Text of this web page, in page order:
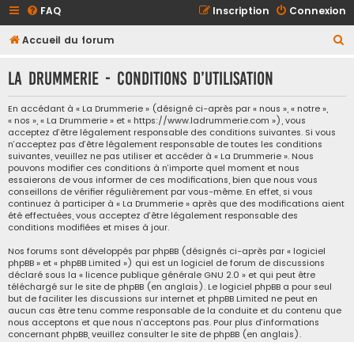
FAQ Connexion
Inscription
Accueil du forum
h
La Drummerie - Conditions d’utilisation
En accédant à « La Drummerie » (désigné ci-après par « nous », « notre »,
« nos », « La Drummerie » et « https://www.ladrummerie.com »), vous
acceptez d’être légalement responsable des conditions suivantes. Si vous
n’acceptez pas d’être légalement responsable de toutes les conditions
suivantes, veuillez ne pas utiliser et accéder à « La Drummerie ». Nous
pouvons modifier ces conditions à n’importe quel moment et nous
essaierons de vous informer de ces modifications, bien que nous vous
conseillons de vérifier régulièrement par vous-même. En effet, si vous
continuez à participer à « La Drummerie » après que des modifications aient
été effectuées, vous acceptez d’être légalement responsable des
conditions modifiées et mises à jour.
Nos forums sont développés par phpBB (désignés ci-après par « logiciel
phpBB » et « phpBB Limited ») qui est un logiciel de forum de discussions
déclaré sous la « licence publique générale GNU 2.0 » et qui peut être
téléchargé sur le site de phpBB (en anglais). Le logiciel phpBB a pour seul
but de faciliter les discussions sur internet et phpBB Limited ne peut en
aucun cas être tenu comme responsable de la conduite et du contenu que
nous acceptons et que nous n’acceptons pas. Pour plus d’informations
concernant phpBB, veuillez consulter le site de phpBB (en anglais).